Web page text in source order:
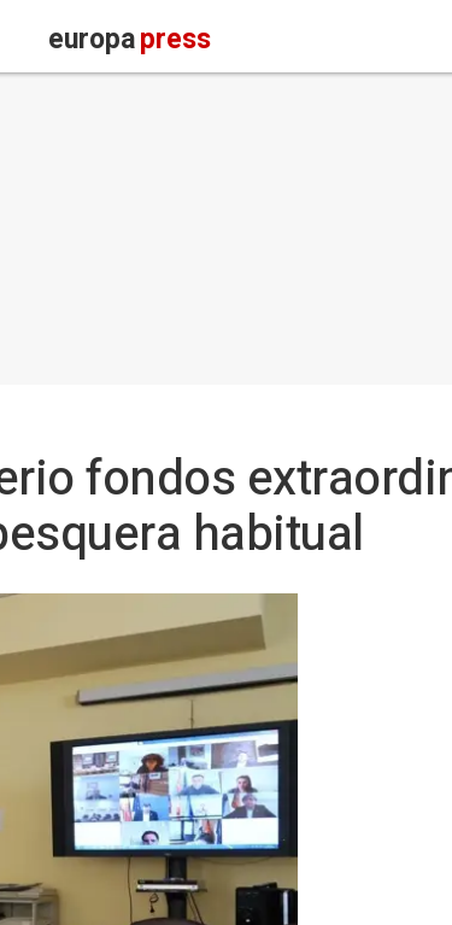
europapress
fondos
habitual